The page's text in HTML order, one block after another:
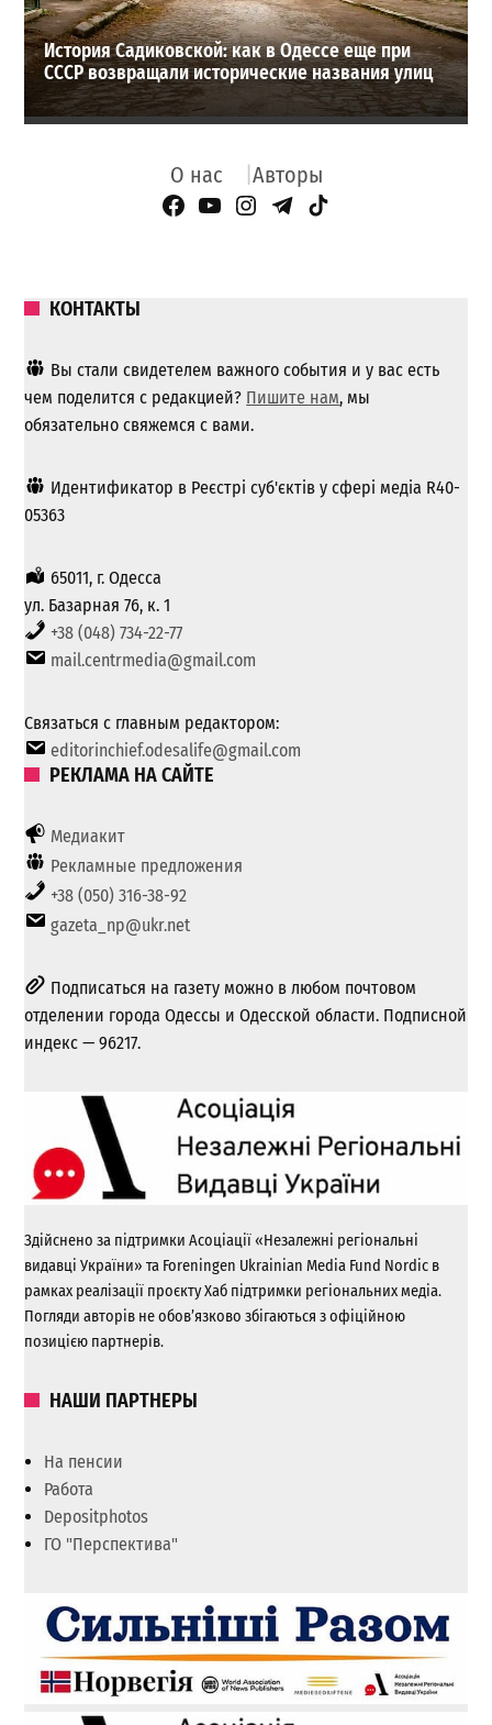
История Садиковской: как в Одессе еще при
СССР возвращали исторические названия улиц
О нас Авторы
Facebook Page
YouTube
Instagram
Telegram
TikTok
КОНТАКТЫ
Вы стали свидетелем важного события и у вас есть
чем поделится с редакцией? Пишите нам, мы
обязательно свяжемся с вами.
Идентификатор в Реєстрі суб'єктів у сфері медіа R40-
05363
65011, г. Одесса
ул. Базарная 76, к. 1
+38 (048) 734-22-77
mail.centrmedia@gmail.com
Связаться с главным редактором:
editorinchief.odesalife@gmail.com
РЕКЛАМА НА САЙТЕ
Медиакит
Рекламные предложения
+38 (050) 316-38-92
gazeta_np@ukr.net
Подписаться на газету можно в любом почтовом
отделении города Одессы и Одесской области. Подписной
индекс — 96217.
Здійснено за підтримки Асоціації «Незалежні регіональні
видавці України» та Foreningen Ukrainian Media Fund Nordic в
рамках реалізації проєкту Хаб підтримки регіональних медіа.
Погляди авторів не обов’язково збігаються з офіційною
позицією партнерів.
НАШИ ПАРТНЕРЫ
На пенсии
Работа
Depositphotos
ГО "Перспектива"